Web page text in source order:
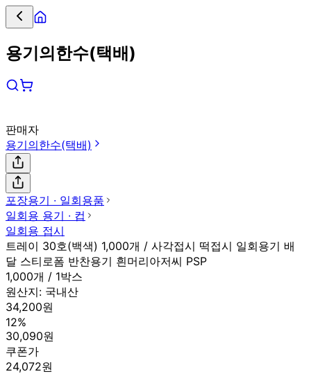
용기의한수(택배)
판매자
용기의한수(택배)
포장용기 ∙ 일회용품
일회용 용기 ∙ 컵
일회용 접시
트레이 30호(백색) 1,000개 / 사각접시 떡접시 일회용기 배
달 스티로폼 반찬용기 흰머리아저씨 PSP
1,000개 / 1박스
원산지: 국내산
34,200원
12%
30,090원
쿠폰가
24,072원